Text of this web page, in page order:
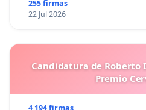
255 firmas
22 Jul 2026
Candidatura de Roberto
Premio
4 194 firmas